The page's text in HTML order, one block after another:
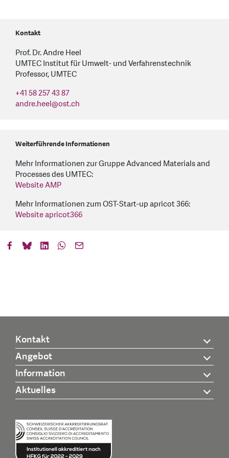
Kontakt
Prof. Dr. Andre Heel
UMTEC Institut für Umwelt- und Verfahrenstechnik
Professor, UMTEC
+41 58 257 43 87
andre.heel@ost.ch
Weiterführende Informationen
Mehr Informationen zur Gruppe Advanced Materials and
Processes des UMTEC:
Website AMP
Mehr Informationen zum OST-Start-up apricot 366:
Website apricot366
Kontakt
Angebot
Information
Aktuelles